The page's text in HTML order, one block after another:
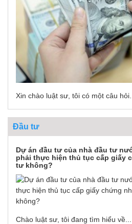
Xin chào luật sư, tôi có một câu hỏi...
Đầu tư
Dự án đầu tư của nhà đầu tư
phải thực hiện thủ tục cấp giấy
tư không?
Chào luật sư, tôi đang tìm hiểu về...